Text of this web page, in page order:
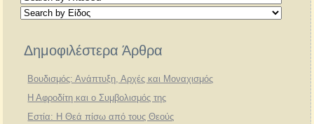
Δημοφιλέστερα Άρθρα
Βουδισμός: Ανάπτυξη, Αρχές και Μοναχισμός
Η Αφροδίτη και ο Συμβολισμός της
Εστία: Η Θεά πίσω από τους Θεούς